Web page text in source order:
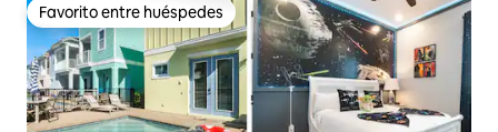
Favorito entre huéspedes
Favorito entre huéspedes